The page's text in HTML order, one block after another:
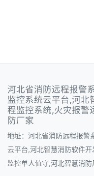
河北省消防远程报警
监控系统云平台,河北
程监控系统,火灾报警
防厂家
地址：河北省消防远程报警
云平台,河北智慧消防软件
监控单人值守,河北智慧消防